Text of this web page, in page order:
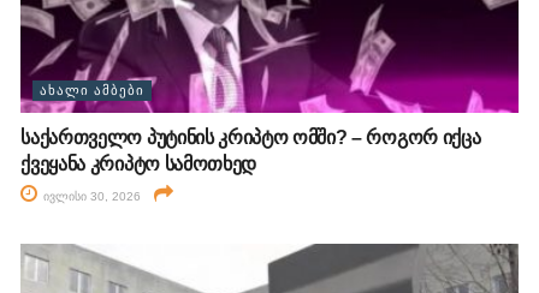
ᲐᲮᲐᲚᲘ ᲐᲛᲑᲔᲑᲘ
საქართველო პუტინის კრიპტო ომში? – როგორ იქცა
ქვეყანა კრიპტო სამოთხედ
ივლისი 30, 2026